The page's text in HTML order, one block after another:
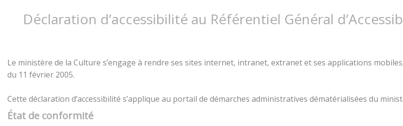
Déclaration d’accessibilité au Référentiel Général
Le ministère de la Culture s’engage à rendre ses sites internet, intranet, extranet et ses applications
du 11 février 2005.
Cette déclaration d’accessibilité s’applique au portail de démarches administratives dématérialisées du
État de conformité